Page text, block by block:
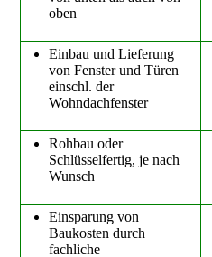
oben
Einbau und Lieferung
von Fenster und Türen
einschl. der
Wohndachfenster
Rohbau oder
Schlüsselfertig, je nach
Wunsch
Einsparung von
Baukosten durch
fachliche